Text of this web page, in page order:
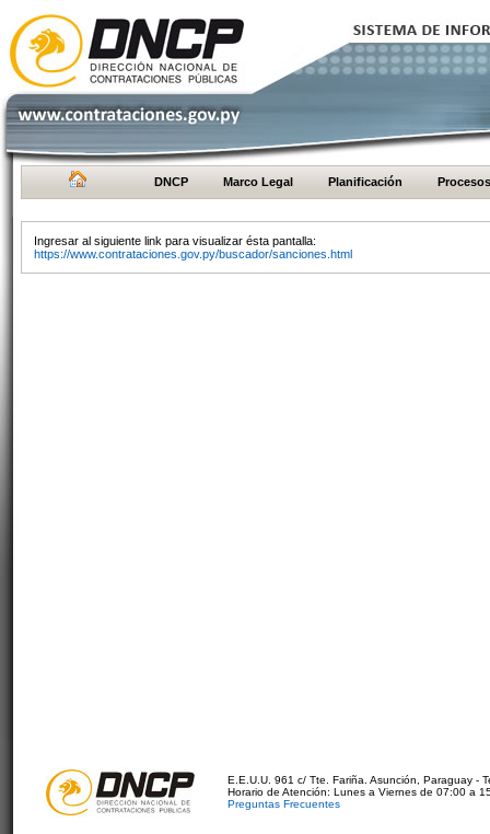
DNCP Marco Legal Planificación Procesos
Ingresar al siguiente link para visualizar ésta pantalla:
https://www.contrataciones.gov.py/buscador/sanciones.html
E.E.U.U. 961 c/ Tte. Fariña. Asunción, Paraguay -
Horario de Atención: Lunes a Viernes de 07:00 a
Preguntas Frecuentes